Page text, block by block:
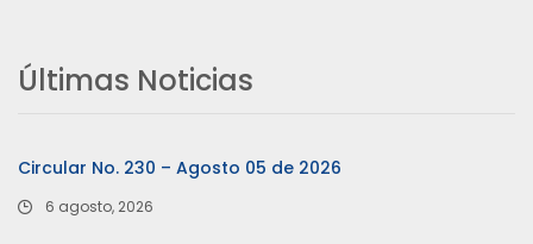
Últimas Noticias
Circular No. 230 – Agosto 05 de 2026
6 agosto, 2026